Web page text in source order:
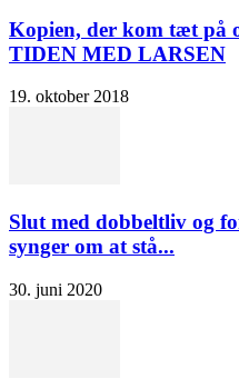
Kopien, der kom tæt på
TIDEN MED LARSEN
19. oktober 2018
Slut med dobbeltliv og
synger om at stå...
30. juni 2020